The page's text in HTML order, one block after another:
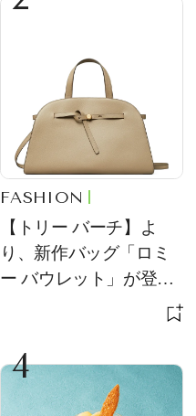
FASHION
【トリー バーチ】よ
り、新作バッグ「ロミ
ー バウレット」が登
場！ デザイン性と収納
4